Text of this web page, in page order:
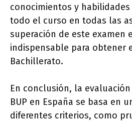
conocimientos y
todo el curso en todas las
superación de este examen
indispensable para obtener
Bachillerato.
En conclusión, la
BUP en España se basa en
diferentes criterios, como